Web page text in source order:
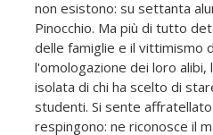
non esistono: su settanta
Pinocchio. Ma più di tutto
delle famiglie e il vittimismo
l'omologazione dei loro alibi,
isolata di chi ha scelto di
studenti. Si sente
respingono: ne riconosce il